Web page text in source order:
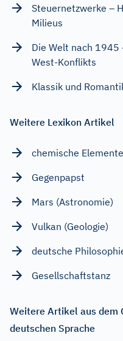
Steuernetzwerke –
Milieus
Die Welt nach 1945
West-Konflikts
Klassik und
Weitere Lexikon Artikel
chemische Elemente
Gegenpapst
Mars (Astronomie)
Vulkan (Geologie)
deutsche
Gesellschaftstanz
Weitere Artikel aus dem
deutschen Sprache